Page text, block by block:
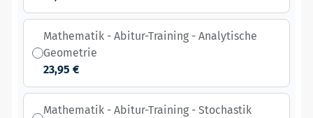
Mathematik - Abitur-Training - Analytische
Geometrie
23,95 €
Mathematik - Abitur-Training - Stochastik